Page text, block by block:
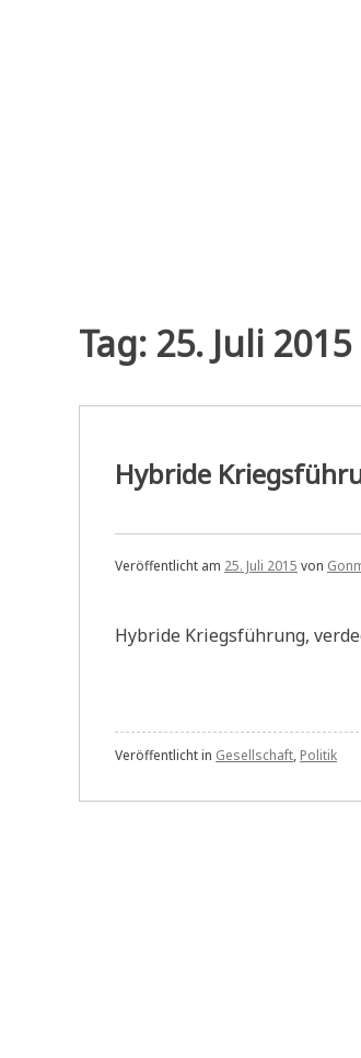
Tag: 25. Juli 2015
Hybride
Veröffentlicht am 25. Juli 2015 von
Hybride Kriegsführung,
Veröffentlicht in Gesellschaft, Politik